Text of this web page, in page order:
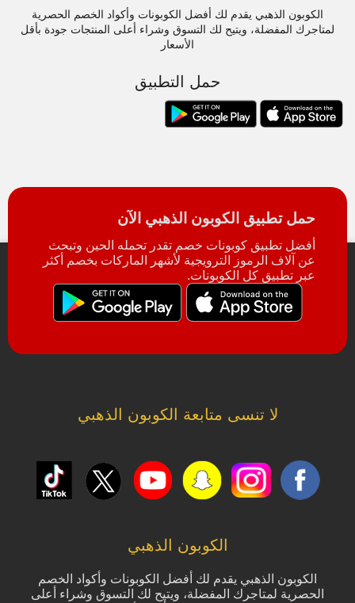
الكوبون الذهبي يقدم لك أفضل الكوبونات وأكواد الخصم الحصرية
لمتاجرك المفضلة، ويتيح لك التسوق وشراء أعلى المنتجات جودة بأقل
الأسعار
حمل التطبيق
حمل تطبيق الكوبون الذهبي الآن
أفضل تطبيق كوبونات خصم تقدر تحمله الحين وتبحث
عن آلاف الرموز الترويجية لأشهر الماركات بخصم أكثر
عبر تطبيق كل الكوبونات.
لا تنسى متابعة الكوبون الذهبي
الكوبون الذهبي
الكوبون الذهبي يقدم لك أفضل الكوبونات وأكواد الخصم
الحصرية لمتاجرك المفضلة، ويتيح لك التسوق وشراء أعلى